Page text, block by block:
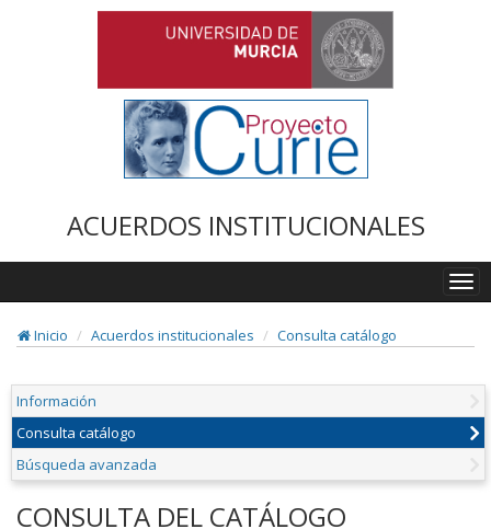
ACUERDOS INSTITUCIONALES
Inicio
Acuerdos institucionales Consulta catálogo
Información
Consulta catálogo
Búsqueda avanzada
CONSULTA DEL CATÁLOGO